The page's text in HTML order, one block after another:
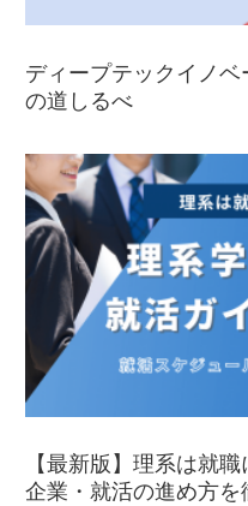
ディープテックイノ
の道しるべ
【最新版】理系は就
企業・就活の進め方を